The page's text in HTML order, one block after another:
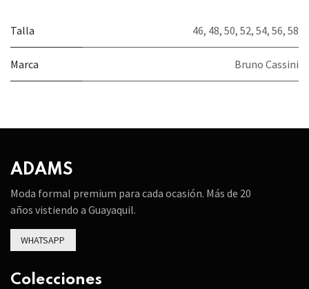
Talla 46, 48, 50, 52, 54, 56, 58
Marca Bruno Cassini
ADAMS
Moda formal premium para cada ocasión. Más de 20
años vistiendo a Guayaquil.
WHATSAPP
Colecciones